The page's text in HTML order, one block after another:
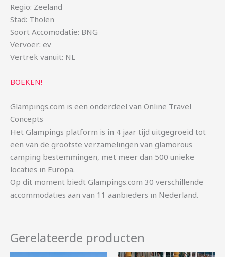
Regio: Zeeland
Stad: Tholen
Soort Accomodatie: BNG
Vervoer: ev
Vertrek vanuit: NL
BOEKEN!
Glampings.com is een onderdeel van Online Travel
Concepts
Het Glampings platform is in 4 jaar tijd uitgegroeid tot
een van de grootste verzamelingen van glamorous
camping bestemmingen, met meer dan 500 unieke
locaties in Europa.
Op dit moment biedt Glampings.com 30 verschillende
accommodaties aan van 11 aanbieders in Nederland.
Gerelateerde producten